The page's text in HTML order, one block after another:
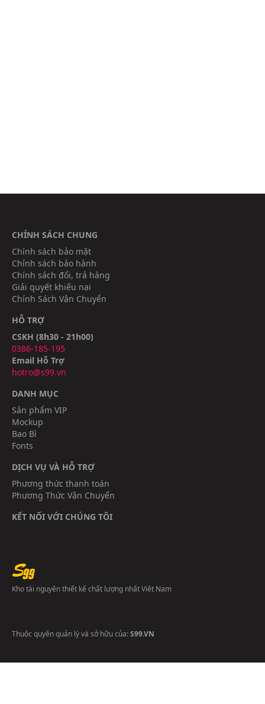
CHÍNH SÁCH CHUNG
Chính sách bảo mật
Chính sách bảo hành
Chính sách đổi, trả hàng
Giải quyết khiếu nại
Chính Sách Vận Chuyển
HỖ TRỢ
CSKH (8h30 - 21h00)
0386-185-195
Email Hỗ Trợ
hotro@s99.vn
DANH MỤC
Sản phẩm VIP
Mockup
Bao Bì
Fonts
DỊCH VỤ VÀ HỖ TRỢ
Phương thức thanh toán
Phương Thức Vận Chuyển
KẾT NỐI VỚI CHÚNG TÔI
Kho tài nguyên thiết kế chất lượng nhất Việt Nam
Thuộc quyền quản lý và sở hữu của:S99.VN